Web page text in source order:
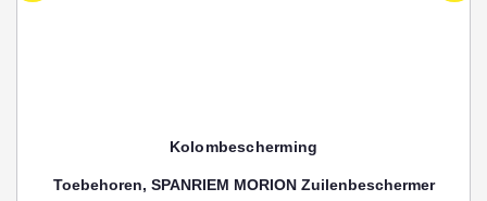
Kolombescherming
Toebehoren, SPANRIEM MORION Zuilenbeschermer